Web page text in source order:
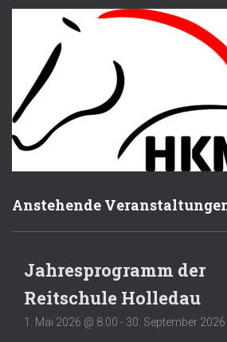
Anstehende
Jahresprogramm der
Reitschule Holledau
1. Mai 2026 @ 8:00 - 30. September 2026